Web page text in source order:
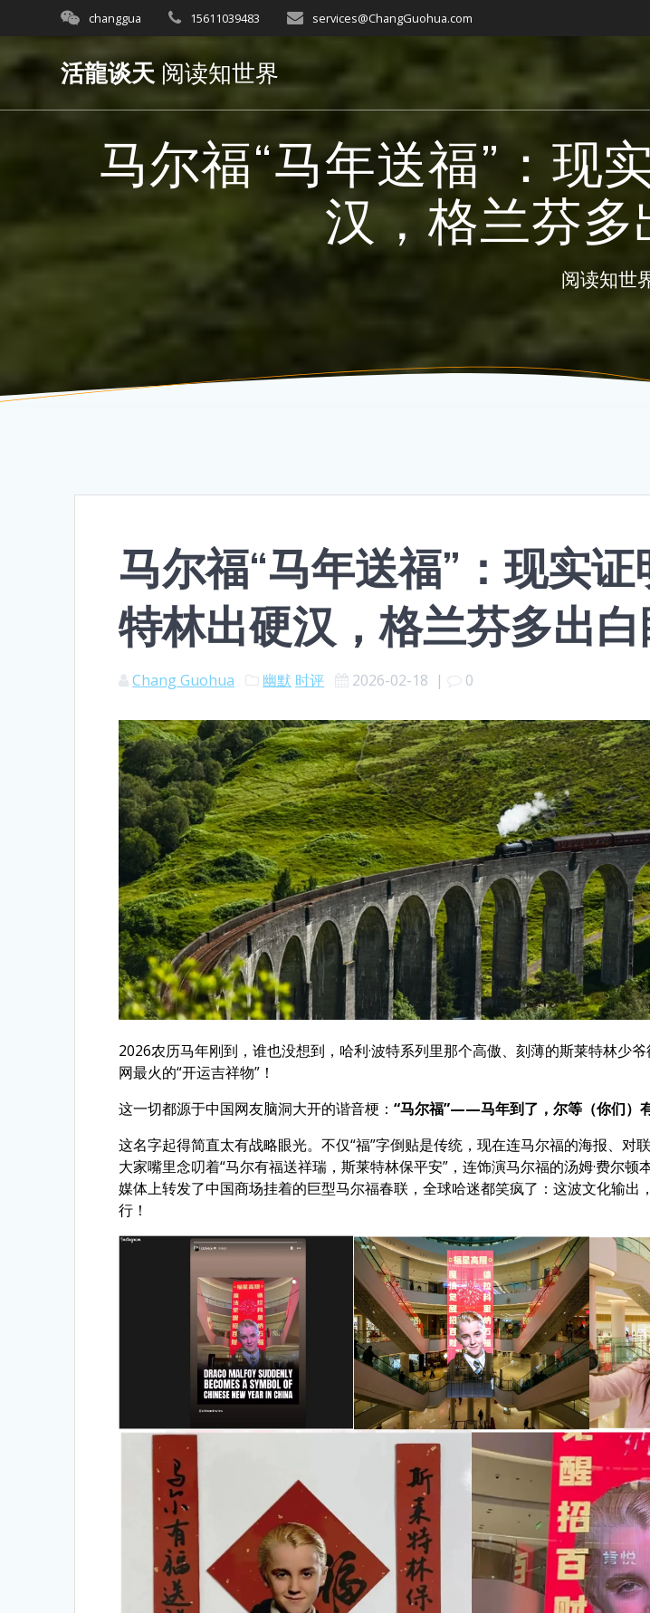
content
changgua 15611039483 services@ChangGuohua.com
活龍谈天阅读知世界
马尔福“马年送福”：现
汉，格兰芬多
阅读知世
马尔福“马年送福”：现实
特林出硬汉，格兰芬多出白
Chang Guohua 幽默 时评 2026-02-18 | 0
2026农历马年刚到，谁也没想到，哈利·波特系列里那个高傲、刻薄的斯莱特林少
网最火的“开运吉祥物”！
这一切都源于中国网友脑洞大开的谐音梗：“马尔福”——马年到了，尔等（你们）
这名字起得简直太有战略眼光。不仅“福”字倒贴是传统，现在连马尔福的海报、对
大家嘴里念叨着“马尔有福送祥瑞，斯莱特林保平安”，连饰演马尔福的汤姆·费尔顿
媒体上转发了中国商场挂着的巨型马尔福春联，全球哈迷都笑疯了：这波文化输出
行！